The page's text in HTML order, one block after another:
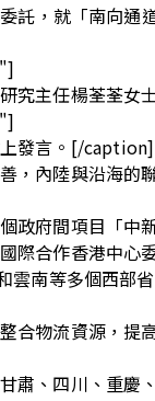
託，就「南向
究主任楊荃荃
上發言。[/caption]
，內陸與沿海
政府間項目「
合作香港中
南等多個西
合物流資源，
、四川、重